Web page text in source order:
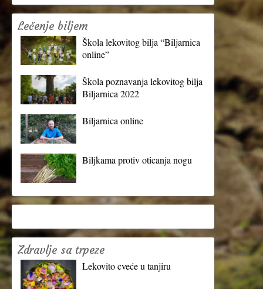
Lečenje biljem
Škola lekovitog bilja “Biljarnica
online”
Škola poznavanja lekovitog bilja
Biljarnica 2022
Biljarnica online
Biljkama protiv oticanja nogu
Zdravlje sa trpeze
Lekovito cveće u tanjiru